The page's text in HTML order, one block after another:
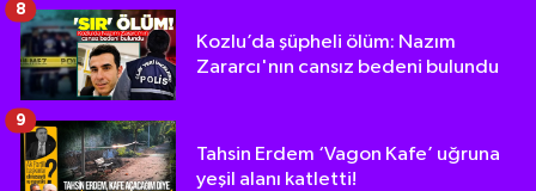
Kozlu’da şüpheli ölüm: Nazım
Zararcı'nın cansız bedeni bulundu
8
Tahsin Erdem ‘Vagon Kafe’ uğruna
yeşil alanı katletti!
9